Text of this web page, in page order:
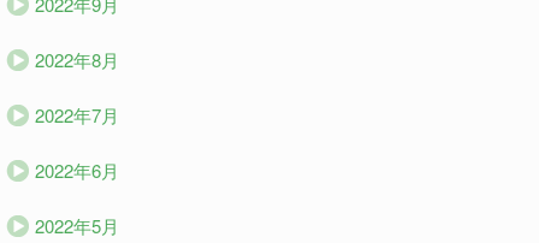
2022年8月
2022年7月
2022年6月
2022年5月